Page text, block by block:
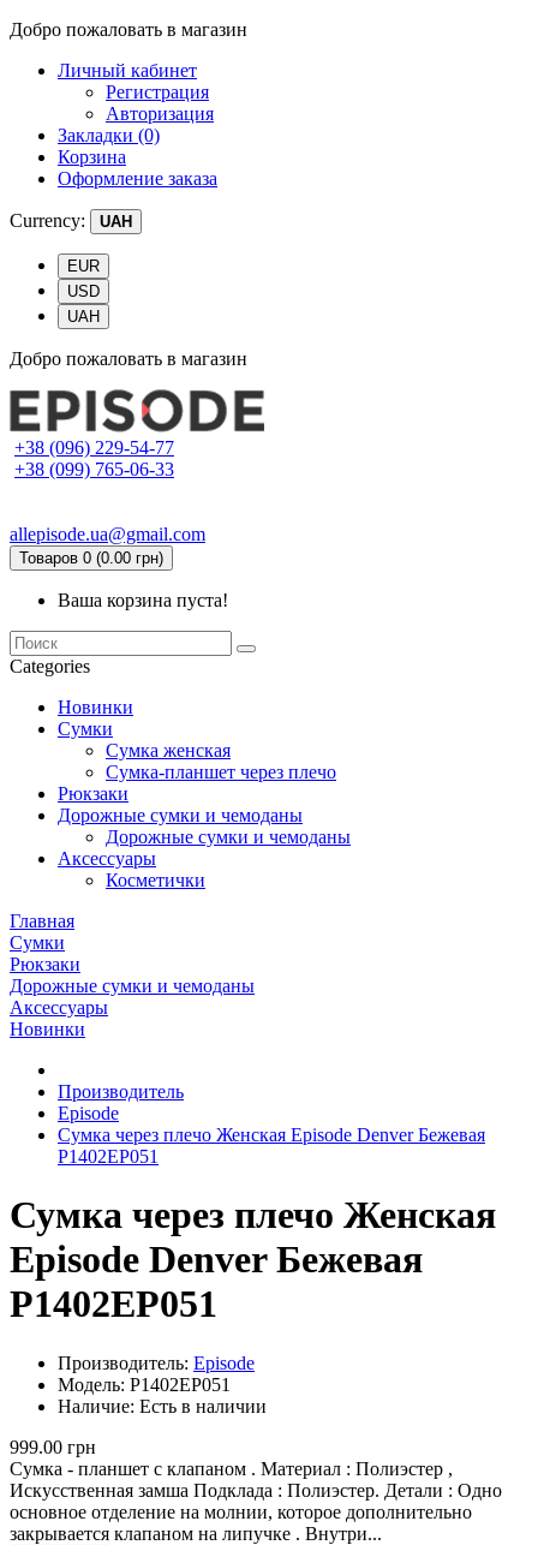
Добро пожаловать в магазин
Личный кабинет
Регистрация
Авторизация
Закладки (0)
Корзина
Оформление заказа
Currency: UAH
EUR
USD
UAH
Добро пожаловать в магазин
+38 (096) 229-54-77
+38 (099) 765-06-33
allepisode.ua@gmail.com
Товаров 0 (0.00 грн)
Ваша корзина пуста!
Categories
Новинки
Сумки
Сумка женская
Сумка-планшет через плечо
Рюкзаки
Дорожные сумки и чемоданы
Дорожные сумки и чемоданы
Аксессуары
Косметички
Главная
Сумки
Рюкзаки
Дорожные сумки и чемоданы
Аксессуары
Новинки
Производитель
Episode
Сумка через плечо Женская Episode Denver Бежевая
P1402EP051
Сумка через плечо Женская
Episode Denver Бежевая
P1402EP051
Производитель: Episode
Модель: P1402EP051
Наличие: Есть в наличии
999.00 грн
Сумка - планшет с клапаном . Материал : Полиэстер ,
Искусственная замша Подклада : Полиэстер. Детали : Одно
основное отделение на молнии, которое дополнительно
закрывается клапаном на липучке . Внутри...